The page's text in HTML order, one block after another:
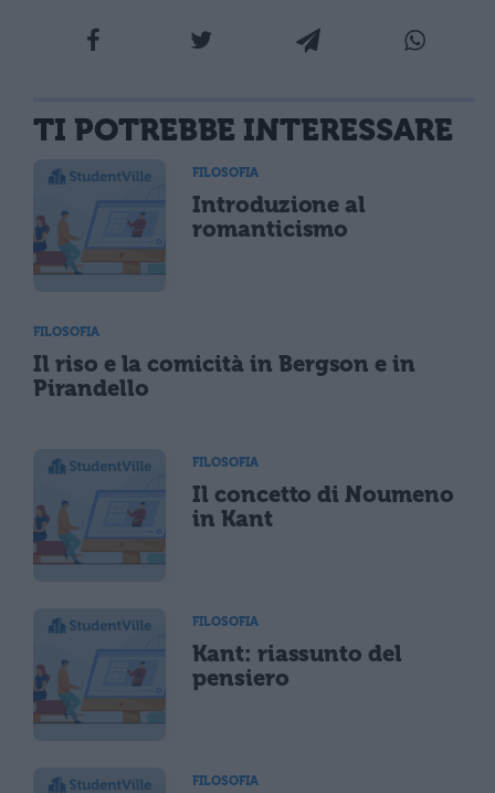
TI POTREBBE INTERESSARE
FILOSOFIA
Introduzione al
romanticismo
FILOSOFIA
Il riso e la comicità in Bergson e in
Pirandello
FILOSOFIA
Il concetto di Noumeno
in Kant
FILOSOFIA
Kant: riassunto del
pensiero
FILOSOFIA